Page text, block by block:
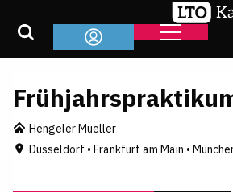
Hengeler Mueller
Düsseldorf • Frankfurt am Main •